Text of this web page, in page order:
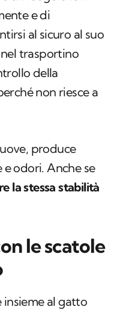
e di
al sicuro al suo
trasportino
della
non riesce a
produce
odori. Anche se
la stessa stabilità
le scatole
insieme al gatto